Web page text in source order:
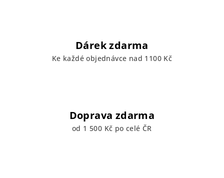
Dárek zdarma
Ke každé objednávce nad 1100 Kč
Doprava zdarma
od 1 500 Kč po celé ČR